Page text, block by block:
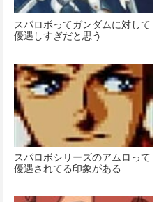
スパロボってガンダムに対して
優遇しすぎだと思う
スパロボシリーズのアムロって
優遇されてる印象がある